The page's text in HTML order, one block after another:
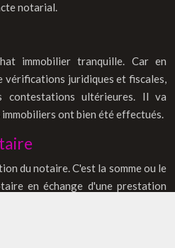
notarial.
immobilier tranquille. Car en
vérifications juridiques et fiscales,
contestations ultérieures. Il va
ont bien été effectués.
du notaire. C'est la somme ou le
en échange d'une prestation